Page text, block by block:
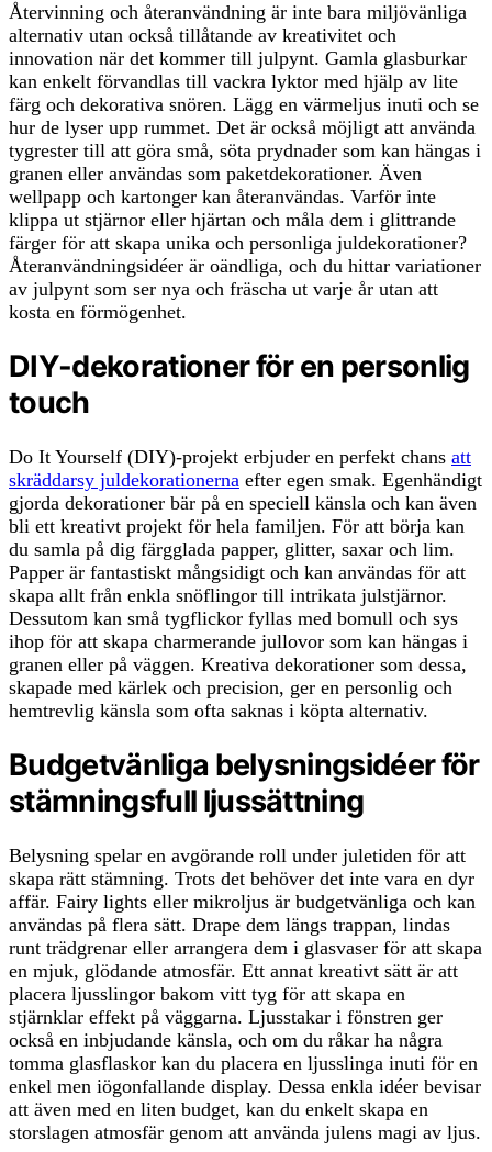
Återvinning och återanvändning är inte bara miljövänliga
alternativ utan också tillåtande av kreativitet och
innovation när det kommer till julpynt. Gamla glasburkar
kan enkelt förvandlas till vackra lyktor med hjälp av lite
färg och dekorativa snören. Lägg en värmeljus inuti och se
hur de lyser upp rummet. Det är också möjligt att använda
tygrester till att göra små, söta prydnader som kan hängas i
granen eller användas som paketdekorationer. Även
wellpapp och kartonger kan återanvändas. Varför inte
klippa ut stjärnor eller hjärtan och måla dem i glittrande
färger för att skapa unika och personliga juldekorationer?
Återanvändningsidéer är oändliga, och du hittar variationer
av julpynt som ser nya och fräscha ut varje år utan att
kosta en förmögenhet.
DIY-dekorationer för en personlig
touch
Do It Yourself (DIY)-projekt erbjuder en perfekt chans att
skräddarsy juldekorationerna efter egen smak. Egenhändigt
gjorda dekorationer bär på en speciell känsla och kan även
bli ett kreativt projekt för hela familjen. För att börja kan
du samla på dig färgglada papper, glitter, saxar och lim.
Papper är fantastiskt mångsidigt och kan användas för att
skapa allt från enkla snöflingor till intrikata julstjärnor.
Dessutom kan små tygflickor fyllas med bomull och sys
ihop för att skapa charmerande jullovor som kan hängas i
granen eller på väggen. Kreativa dekorationer som dessa,
skapade med kärlek och precision, ger en personlig och
hemtrevlig känsla som ofta saknas i köpta alternativ.
Budgetvänliga belysningsidéer för
stämningsfull ljussättning
Belysning spelar en avgörande roll under juletiden för att
skapa rätt stämning. Trots det behöver det inte vara en dyr
affär. Fairy lights eller mikroljus är budgetvänliga och kan
användas på flera sätt. Drape dem längs trappan, lindas
runt trädgrenar eller arrangera dem i glasvaser för att skapa
en mjuk, glödande atmosfär. Ett annat kreativt sätt är att
placera ljusslingor bakom vitt tyg för att skapa en
stjärnklar effekt på väggarna. Ljusstakar i fönstren ger
också en inbjudande känsla, och om du råkar ha några
tomma glasflaskor kan du placera en ljusslinga inuti för en
enkel men iögonfallande display. Dessa enkla idéer bevisar
att även med en liten budget, kan du enkelt skapa en
storslagen atmosfär genom att använda julens magi av ljus.